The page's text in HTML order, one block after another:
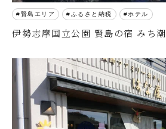
賢島エリア ふるさと納税 ホテル
伊勢志摩国立公園 賢島の宿 みち潮